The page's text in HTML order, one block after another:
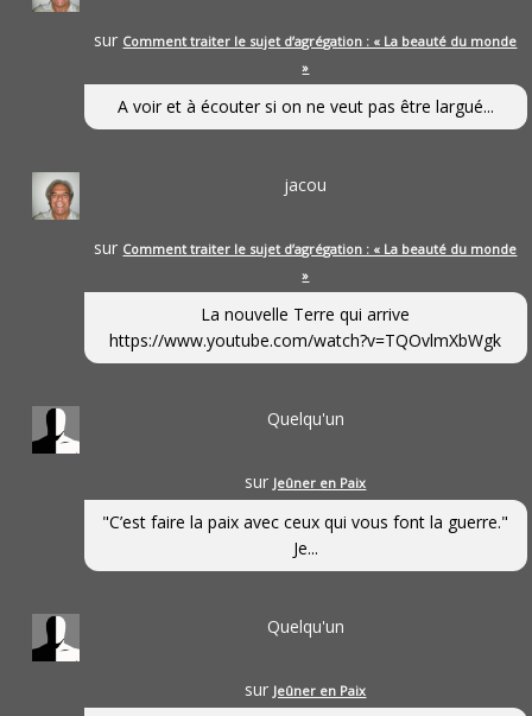
sur Comment traiter le sujet d’agrégation : « La beauté du monde
»
A voir et à écouter si on ne veut pas être largué...
jacou
sur Comment traiter le sujet d’agrégation : « La beauté du monde
»
La nouvelle Terre qui arrive
https://www.youtube.com/watch?v=TQOvlmXbWgk
Quelqu'un
sur Jeûner en Paix
"C’est faire la paix avec ceux qui vous font la guerre."
Je...
Quelqu'un
sur Jeûner en Paix